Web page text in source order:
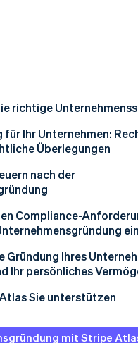
Sessions 2026
ansehen
richtige
für Ihr Unternehmen:
Überlegungen
nach der
einen Überblick über
Identifikationsnummer
und geschäftliche
Compliance-
Gründung Ihres
Ihr persönliches
Sie unterstützen
mit Stripe